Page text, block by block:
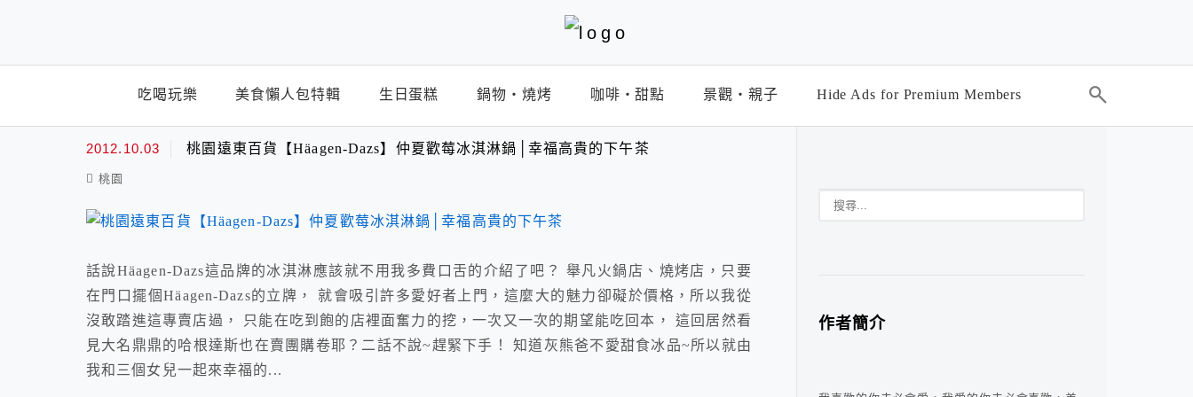
吃喝玩樂 美食懶人包特輯 生日蛋糕 鍋物‧燒烤 咖啡‧甜點 景觀‧親子 Hide Ads for Premium Members
桃園遠東百貨
2012.10.03 桃園遠東百貨【Häagen-Dazs】仲夏歡莓冰淇淋鍋│幸福高貴的下午茶
桃園
話說Häagen-Dazs這品牌的冰淇淋應該就不用我多費口舌的介紹了吧？ 舉凡火鍋店、燒烤店，只要
在門口擺個Häagen-Dazs的立牌， 就會吸引許多愛好者上門，這麼大的魅力卻礙於價格，所以我從
沒敢踏進這專賣店過， 只能在吃到飽的店裡面奮力的挖，一次又一次的期望能吃回本， 這回居然看
見大名鼎鼎的哈根達斯也在賣團購卷耶？二話不說~趕緊下手！ 知道灰熊爸不愛甜食冰品~所以就由
我和三個女兒一起來幸福的...
作者簡介